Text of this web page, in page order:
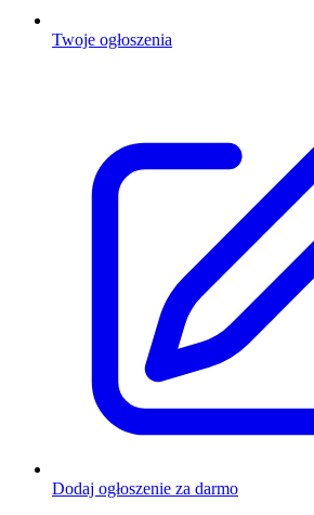
Twoje ogłoszenia
Dodaj ogłoszenie za darmo